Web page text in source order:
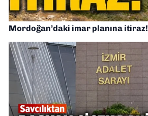
Mordoğan’daki imar planına itiraz!